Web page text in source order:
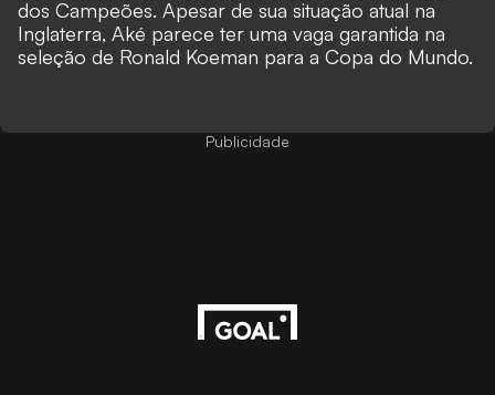
dos Campeões. Apesar de sua situação atual na
Inglaterra, Aké parece ter uma vaga garantida na
seleção de Ronald Koeman para a Copa do Mundo.
Publicidade